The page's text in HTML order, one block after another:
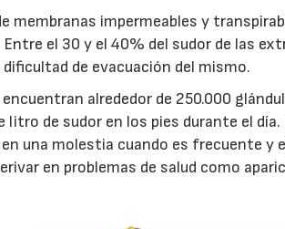
membranas impermeables y
el 30 y el 40% del sudor de las
de evacuación del mismo.
alrededor de 250.000
de sudor en los pies durante el
una molestia cuando es frecuente y
en problemas de salud como